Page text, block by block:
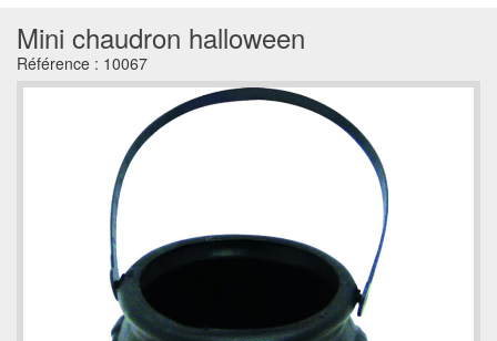
Mini chaudron halloween
Référence : 10067